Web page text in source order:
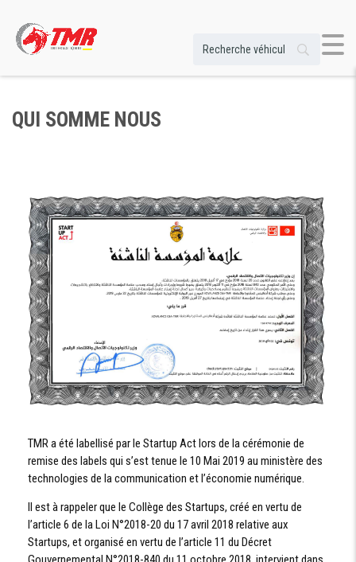
QUI SOMME NOUS
TMR a été labellisé par le Startup Act lors de la cérémonie de
remise des labels qui s’est tenue le 10 Mai 2019 au ministère des
technologies de la communication et l’économie numérique.
Il est à rappeler que le Collège des Startups, créé en vertu de
l’article 6 de la Loi N°2018-20 du 17 avril 2018 relative aux
Startups, et organisé en vertu de l’article 11 du Décret